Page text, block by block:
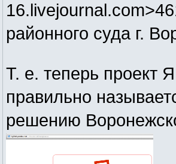
районного суда г.
Т. е. теперь проект
правильно
решению